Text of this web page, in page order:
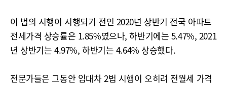
이 법의 시행이 시행되기 전인 2020년 상반기 전국 아파트
전세가격 상승률은 1.85%였으나, 하반기에는 5.47%, 2021
년 상반기는 4.97%, 하반기는 4.64% 상승했다.
전문가들은 그동안 임대차 2법 시행이 오히려 전월세 가격